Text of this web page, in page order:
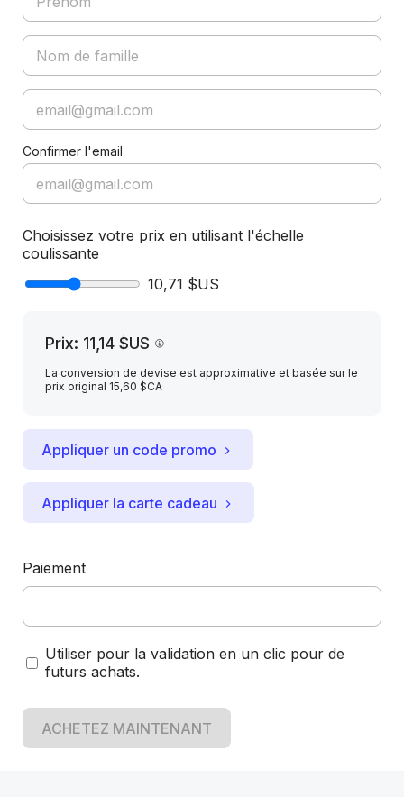
Confirmer l'email
Choisissez votre prix en utilisant l'échelle
coulissante
10,71 $US
Prix: 11,14 $US
La conversion de devise est approximative et basée sur le
prix original 15,60 $CA
Appliquer un code promo
Appliquer la carte cadeau
Paiement
Utiliser pour la validation en un clic pour de
futurs achats.
ACHETEZ MAINTENANT